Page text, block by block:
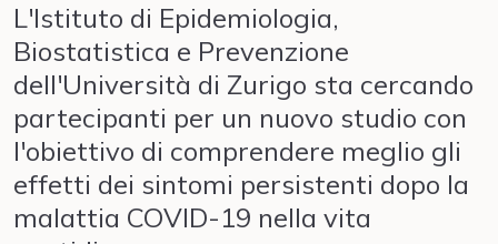
L'Istituto di Epidemiologia,
Biostatistica e Prevenzione
dell'Università di Zurigo sta cercando
partecipanti per un nuovo studio con
l'obiettivo di comprendere meglio gli
effetti dei sintomi persistenti dopo la
malattia COVID-19 nella vita